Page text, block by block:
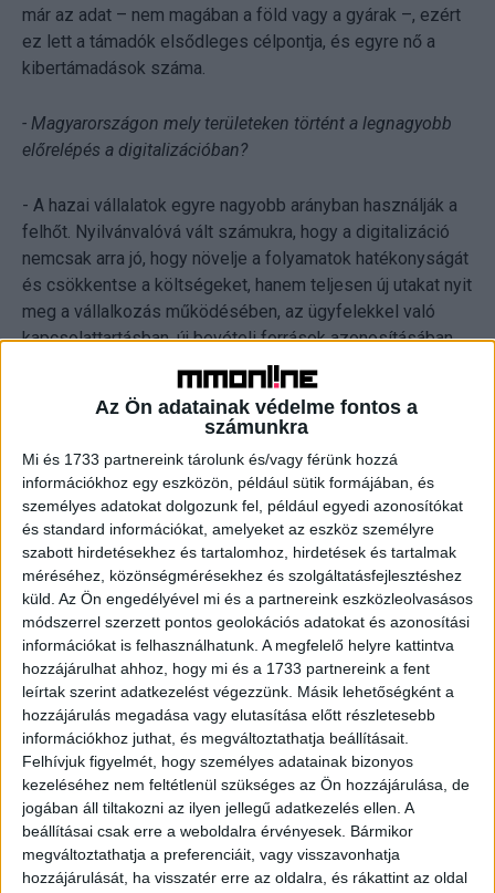
Az Ön adatainak védelme fontos a
számunkra
Mi és 1733 partnereink tárolunk és/vagy férünk hozzá
információkhoz egy eszközön, például sütik formájában, és
személyes adatokat dolgozunk fel, például egyedi azonosítókat
és standard információkat, amelyeket az eszköz személyre
szabott hirdetésekhez és tartalomhoz, hirdetések és tartalmak
méréséhez, közönségmérésekhez és szolgáltatásfejlesztéshez
küld. Az Ön engedélyével mi és a partnereink eszközleolvasásos
módszerrel szerzett pontos geolokációs adatokat és azonosítási
információkat is felhasználhatunk. A megfelelő helyre kattintva
hozzájárulhat ahhoz, hogy mi és a 1733 partnereink a fent
leírtak szerint adatkezelést végezzünk. Másik lehetőségként a
hozzájárulás megadása vagy elutasítása előtt részletesebb
információkhoz juthat, és megváltoztathatja beállításait.
Felhívjuk figyelmét, hogy személyes adatainak bizonyos
kezeléséhez nem feltétlenül szükséges az Ön hozzájárulása, de
jogában áll tiltakozni az ilyen jellegű adatkezelés ellen. A
beállításai csak erre a weboldalra érvényesek. Bármikor
megváltoztathatja a preferenciáit, vagy visszavonhatja
hozzájárulását, ha visszatér erre az oldalra, és rákattint az oldal
már az adat – nem magában a föld vagy a gyárak –, ezért
ez lett a támadók elsődleges célpontja, és egyre nő a
kibertámadások száma.
- Magyarországon mely területeken történt a legnagyobb
előrelépés a digitalizációban?
- A hazai vállalatok egyre nagyobb arányban használják a
felhőt. Nyilvánvalóvá vált számukra, hogy a digitalizáció
nemcsak arra jó, hogy növelje a folyamatok hatékonyságát
és csökkentse a költségeket, hanem teljesen új utakat nyit
meg a vállalkozás működésében, az ügyfelekkel való
kapcsolattartásban, új bevételi források azonosításában
és a következő generációs hibrid munkakörnyezet
kezelésében. Az IBM közelmúltban készült felmérésének
tanúsága szerint a kelet-közép-európai informatikai
az MI-t tekintik a következő három év legfontosabb
befektetéseinek – hasonló fókuszterületeket látunk a
magyar ügyfeleinknél is.
- Az IBM hogyan tudja támogatni a digitalizációs
törekvéseket?
- A jelenlegi, gyökeresen megváltozott üzleti
környezetben az IBM a partnereivel közösen öt módon
keresztül képes segíteni ügyfeleinek kiaknázni a
digitalizáció előnyeit: adatvezérelt előrejelzéssel, az IT-
és üzleti folyamatok nagy fokú automatizációjával, az
összes kapcsolódási pont kiberbiztonságának
folyamatos garantálásával, az infrastruktúra
modernizálásával és az új, transzformatív üzleti modellek
támogatásával.